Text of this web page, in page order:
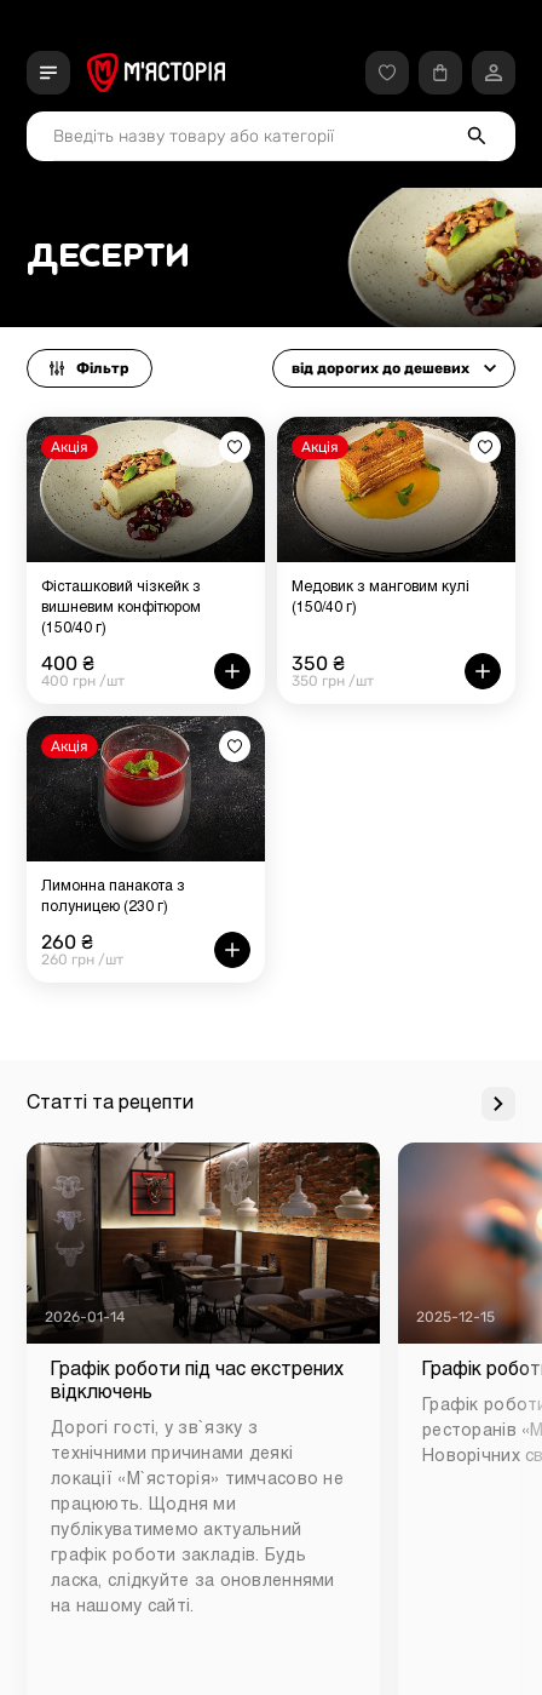
ДЕСЕРТИ
Фільтр від дорогих до дешевих
Акція
Фісташковий чізкейк з
вишневим конфітюром
(150/40 г)
400 ₴
400 грн /шт
Акція
Медовик з манговим кулі
(150/40 г)
350 ₴
350 грн /шт
Акція
Лимонна панакота з
полуницею (230 г)
260 ₴
260 грн /шт
Статті та рецепти
2026-01-14
Графік роботи під час екстрених
відключень
Дорогі гості, у зв`язку з
технічними причинами деякі
локації «М`ясторія» тимчасово не
працюють. Щодня ми
публікуватимемо актуальний
графік роботи закладів. Будь
ласка, слідкуйте за оновленнями
на нашому сайті.
2025-12-15
Графік
Графік
ресторанів
Новорічних